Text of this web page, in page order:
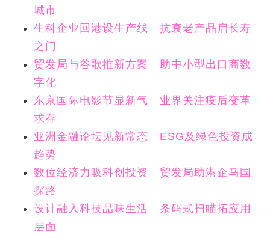
城市
生科企业回港设生产线 抗衰老产品启长寿
之门
贸发局与谷歌推新方案 助中小型出口商数
字化
东京国际电影节显新气 业界关注疫后变革
求存
亚洲金融论坛见新常态 ESG及绿色投资成
趋势
数位经济力吸科创投资 贸发局助港企马国
探路
设计融入科技品味生活 条码式扫瞄拓应用
层面